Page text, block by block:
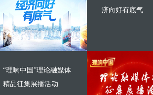
济向好有底气
“理响中国”理论融媒体
精品征集展播活动